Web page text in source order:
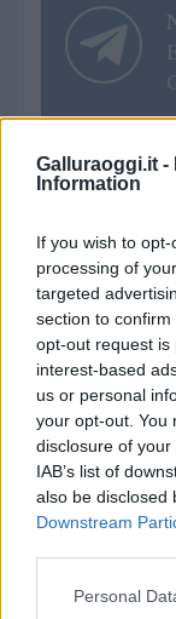
Galluraoggi.it -
Information
If you wish to
processing of
targeted
section to
opt-out request is
interest-based
us or personal
your opt-out. You
disclosure of
IAB’s list of
also be disclosed
Downstream
Please note that
Personal
Condividi